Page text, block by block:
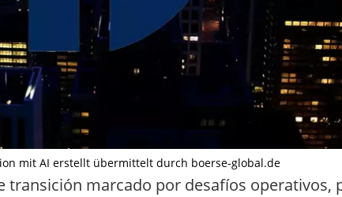
mit AI erstellt übermittelt durch boerse-global.de
marcado por desafíos operativos,